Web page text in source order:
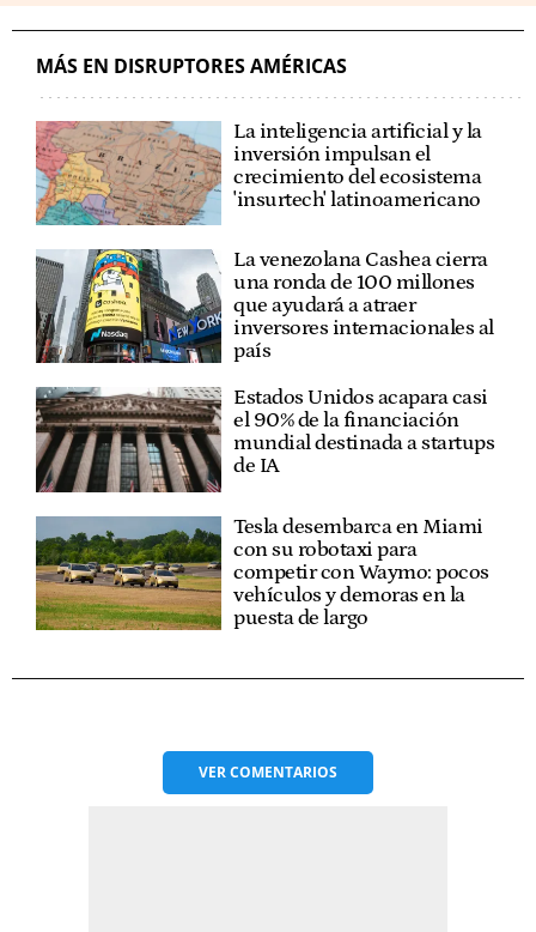
MÁS EN DISRUPTORES AMÉRICAS
La inteligencia artificial y la
inversión impulsan el
crecimiento del ecosistema
'insurtech' latinoamericano
La venezolana Cashea cierra
una ronda de 100 millones
que ayudará a atraer
inversores internacionales al
país
Estados Unidos acapara casi
el 90% de la financiación
mundial destinada a startups
de IA
Tesla desembarca en Miami
con su robotaxi para
competir con Waymo: pocos
vehículos y demoras en la
puesta de largo
VERCOMENTARIOS